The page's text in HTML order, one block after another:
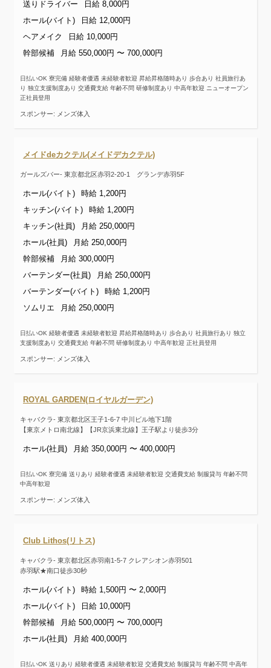
送りドライバー
日給 8,000円
ホール(バイト)
日給 12,000円
ヘアメイク
日給 10,000円
幹部候補
月給 550,000円 〜 700,000円
日払いOK 寮完備 経験者優遇 未経験者歓迎 昇給昇格随時あり 歩合あり 社員旅行あ
り 独立支援制度あり 交通費支給 年齢不問 研修制度あり 中高年歓迎 ニューオープン
正社員登用
スポンサー: メンズ体入
メイドdeカクテル(メイドデカクテル)
ガールズバー- 東京都北区赤羽2-20-1 グランデ赤羽5F
ホール(バイト)
時給 1,200円
キッチン(バイト)
時給 1,200円
キッチン(社員)
月給 250,000円
ホール(社員)
月給 250,000円
幹部候補
月給 300,000円
バーテンダー(社員)
月給 250,000円
バーテンダー(バイト)
時給 1,200円
ソムリエ
月給 250,000円
日払いOK 経験者優遇 未経験者歓迎 昇給昇格随時あり 歩合あり 社員旅行あり 独立
支援制度あり 交通費支給 年齢不問 研修制度あり 中高年歓迎 正社員登用
スポンサー: メンズ体入
ROYAL GARDEN(ロイヤルガーデン)
キャバクラ- 東京都北区王子1-6-7 中川ビル地下1階
【東京メトロ南北線】【JR京浜東北線】王子駅より徒歩3分
ホール(社員) 月給 350,000円 〜 400,000円
日払いOK 寮完備 送りあり 経験者優遇 未経験者歓迎 交通費支給 制服貸与 年齢不問
中高年歓迎
スポンサー: メンズ体入
Club Lithos(リトス)
キャバクラ- 東京都北区赤羽南1-5-7 クレアシオン赤羽501
赤羽駅★南口徒歩30秒
ホール(バイト)
時給 1,500円 〜 2,000円
ホール(バイト)
日給 10,000円
幹部候補
月給 500,000円 〜 700,000円
ホール(社員)
月給 400,000円
日払いOK 送りあり 経験者優遇 未経験者歓迎 交通費支給 制服貸与 年齢不問 中高年